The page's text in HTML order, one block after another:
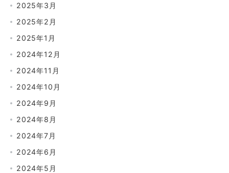
2025年3月
2025年2月
2025年1月
2024年12月
2024年11月
2024年10月
2024年9月
2024年8月
2024年7月
2024年6月
2024年5月